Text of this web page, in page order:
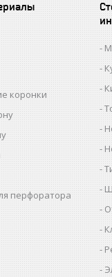
коронки
перфоратора